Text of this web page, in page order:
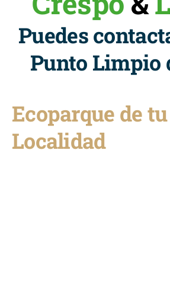
Puedes
Punto Limpio
Ecoparque de tu
Localidad